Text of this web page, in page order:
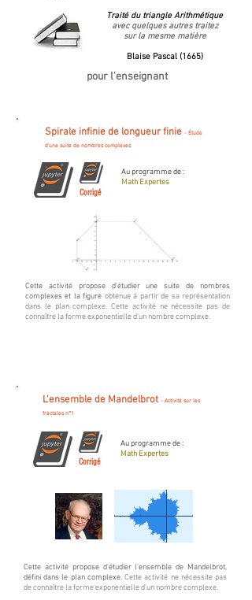
Traité du triangle Arithmétique
avec quelques autres traitez
sur la mesme matière
Blaise Pascal (1665)
pour l'enseignant
Spirale infinie de longueur finie - Étude
d'une suite de nombres complexes
Corrigé
Au programme de :
Math Expertes
Cette activité propose d'étudier une suite de nombres
complexes et la figure obtenue à partir de sa représentation
dans le plan complexe. Cette activité ne nécessite pas de
connaître la forme exponentielle d'un nombre complexe.
L'ensemble de Mandelbrot - Activité sur les
fractales n°1
Corrigé
Au programme de :
Math Expertes
Cette activité propose d'étudier l'ensemble de Mandelbrot,
défini dans le plan complexe.Cette activité ne nécessite pas
de connaître la forme exponentielle d'un nombre complexe.